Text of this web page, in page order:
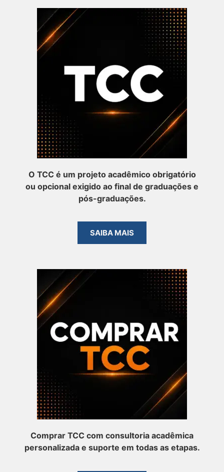
O TCC é um projeto acadêmico obrigatório
ou opcional exigido ao final de graduações e
pós-graduações.
SAIBA MAIS
Comprar TCC com consultoria acadêmica
personalizada e suporte em todas as etapas.